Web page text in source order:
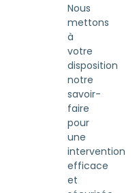
Nous
mettons
à
votre
disposition
notre
savoir-
faire
pour
une
intervention
efficace
et